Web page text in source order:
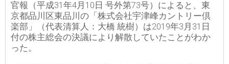
官報（平成31年4月10日 号外第73号）によると、東
京都品川区東品川の「株式会社宇津峰カントリー倶
楽部」（代表清算人：大橋 統樹）は2019年3月31日
付の株主総会の決議により解散していたことがわか
った。